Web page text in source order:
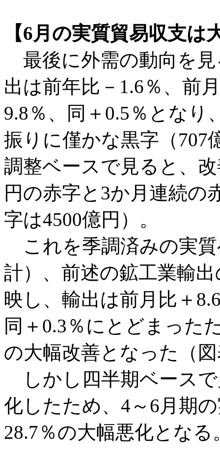
【6月の実質貿易収支は
最後に外需の動向を
出は前年比－1.6％、前
9.8％、同＋0.5％となり
振りに僅かな黒字（707
調整ベースで見ると、
円の赤字と3か月連続の
字は4500億円）。
これを季調済みの実
計）、前述の鉱工業輸
映し、輸出は前月比＋
同＋0.3％にとどまった
の大幅改善となった（
しかし四半期ベース
化したため、4～6月期
28.7％の大幅悪化となる